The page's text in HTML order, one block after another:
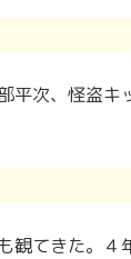
平次、怪盗キ
観てきた。４